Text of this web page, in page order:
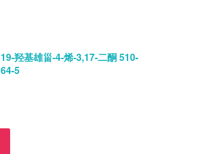
19-羟基雄甾-4-烯-3,17-二酮 510-
64-5